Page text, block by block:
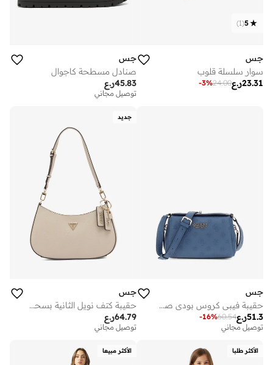
5
(
1
)
جس
سوار سلسلة قلوب
ر.ع23.31
24.00
-3%
جس
صنادل مسطحة كاجوال
ر.ع45.83
توصيل مجاني
جس
حقيبة فيبي كروس بودي صغيرة
ر.ع51.3
60.54
-16%
توصيل مجاني
جديد
جس
حقيبة كتف نويل الثانية بسحاب علوي
ر.ع64.79
توصيل مجاني
الأكثر طلبا الأكثر مبيعا